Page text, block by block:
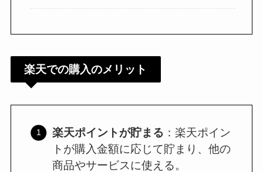
楽天での購入のメリット
楽天ポイントが貯まる ：楽天ポイン
トが購入金額に応じて貯まり、他の
商品やサービスに使える。